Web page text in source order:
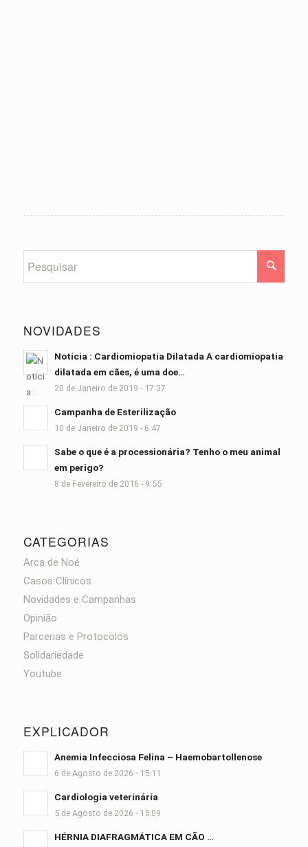
NOVIDADES
Notícia : Cardiomiopatia Dilatada A cardiomiopatia
dilatada em cães, é uma doe…
20 de Janeiro de 2019 - 17:37
Campanha de Esterilização
10 de Janeiro de 2019 - 6:47
Sabe o que é a processionária? Tenho o meu animal
em perigo?
8 de Fevereiro de 2016 - 9:55
CATEGORIAS
Arca de Noé
Casos Clínicos
Novidades e Campanhas
Opinião
Parcerias e Protocolos
Solidariedade
Youtube
EXPLICADOR
Anemia Infecciosa Felina – Haemobartollenose
6 de Agosto de 2026 - 15:11
Cardiologia veterinária
5 de Agosto de 2026 - 15:09
HÉRNIA DIAFRAGMÁTICA EM CÃO …